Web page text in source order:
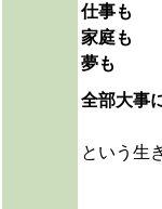
仕事も
家庭も
夢も
全部大事
という生